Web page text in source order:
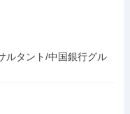
ルタント/中国銀行グル